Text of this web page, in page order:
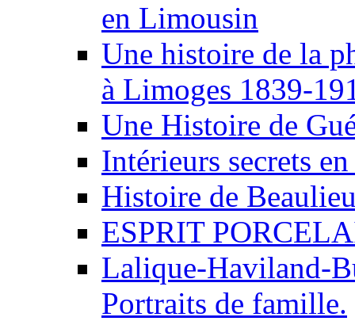
en Limousin
Une histoire de la
à Limoges 1839-
Une Histoire de
Intérieurs secrets
Histoire de
ESPRIT
Lalique-Haviland-
Portraits de famille.